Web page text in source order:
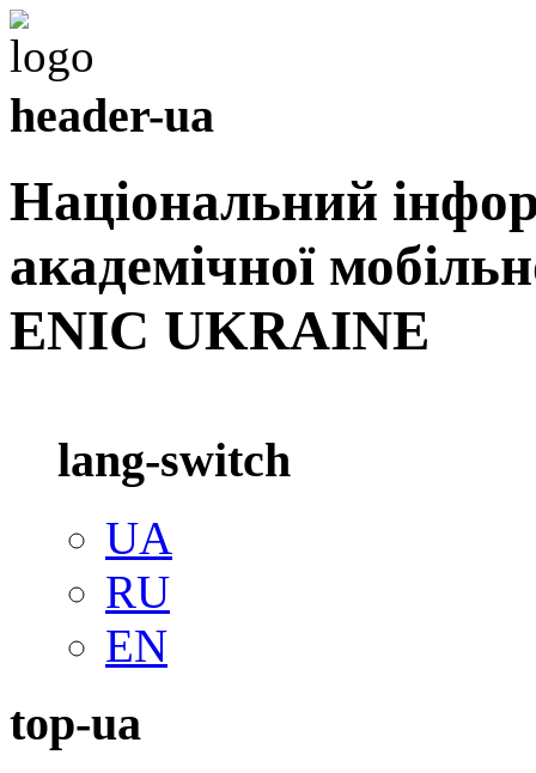
header-ua
Національний
академічної
ENIC UKRAINE
lang-switch
UA
RU
EN
top-ua